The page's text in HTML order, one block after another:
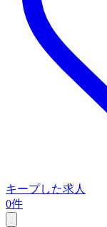
キープした求人
0件